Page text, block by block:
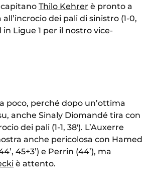
capitano Thilo Kehrer è pronto a
dei pali di sinistro (1-0,
in Ligue 1 per il nostro vice-
poco, perché dopo un’ottima
anche Sinaly Diomandé tira con
dei pali (1-1, 38'). L’Auxerre
anche pericolosa con Hamed
45+3’) e Perrin (44’), ma
è attento.